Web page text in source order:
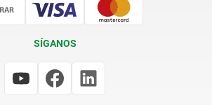
SÍGANOS